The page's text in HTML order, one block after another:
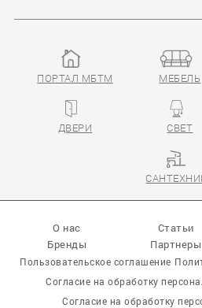
ПОРТАЛ МБТМ МЕБЕЛЬ
ДВЕРИ СВЕТ
О нас Статьи
Бренды
Партнеры
Пользовательское соглашение
Согласие на обработку
Согласие на обработку